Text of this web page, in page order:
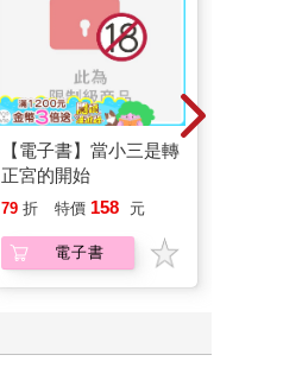
【電子書】當小三是轉
正宮的開始
79 折 特價 158 元
電子書